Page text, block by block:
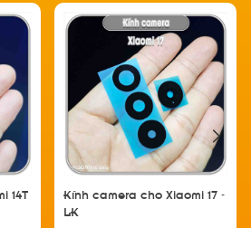
14T
Kính camera cho Xiaomi 17 -
LK